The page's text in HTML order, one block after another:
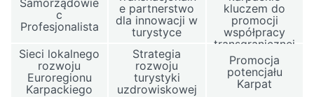
c
Profesjonalista
e partnerstwo
dla innowacji w
turystyce
kluczem do
promocji
współpracy
transgranicznej
Sieci lokalnego
rozwoju
Euroregionu
Karpackiego
Strategia
rozwoju
turystyki
uzdrowiskowej
Promocja
potencjału
Karpat